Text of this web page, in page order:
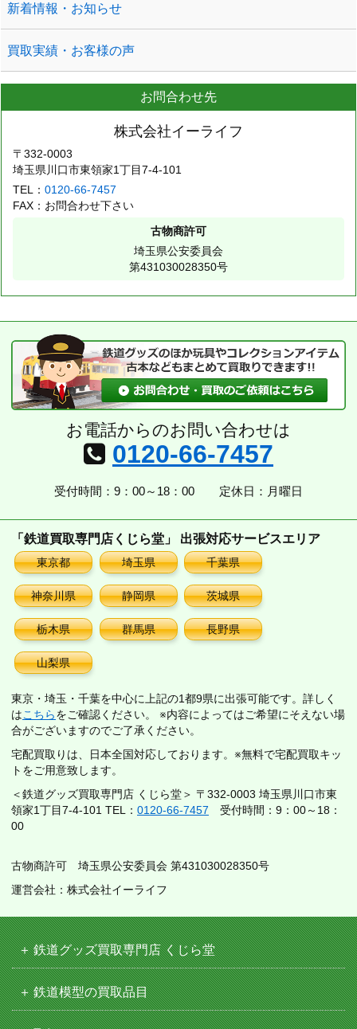
新着情報・お知らせ
買取実績・お客様の声
お問合わせ先
株式会社イーライフ
〒332-0003
埼玉県川口市東領家1丁目7-4-101
TEL：0120-66-7457
FAX：お問合わせ下さい
古物商許可
埼玉県公安委員会
第431030028350号
お電話からのお問い合わせは
0120-66-7457
受付時間：9：00～18：00 定休日：月曜日
「鉄道買取専門店くじら堂」 出張対応サービスエリア
東京都 埼玉県 千葉県
神奈川県 静岡県 茨城県
栃木県 群馬県 長野県
山梨県
東京・埼玉・千葉を中心に上記の1都9県に出張可能です。詳しく
はこちらをご確認ください。 ※内容によってはご希望にそえない場
合がございますのでご了承ください。
宅配買取りは、日本全国対応しております。※無料で宅配買取キッ
トをご用意致します。
＜鉄道グッズ買取専門店 くじら堂＞ 〒332-0003 埼玉県川口市東
領家1丁目7-4-101 TEL： 0120-66-7457 受付時間：9：00～18：
00
古物商許可 埼玉県公安委員会 第431030028350号
運営会社：株式会社イーライフ
鉄道グッズ買取専門店 くじら堂
鉄道模型の買取品目